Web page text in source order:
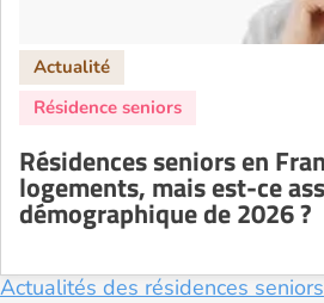
Résidences seniors en
logements, mais est-ce
démographique de 2026 ?
Actualités des résidences seniors